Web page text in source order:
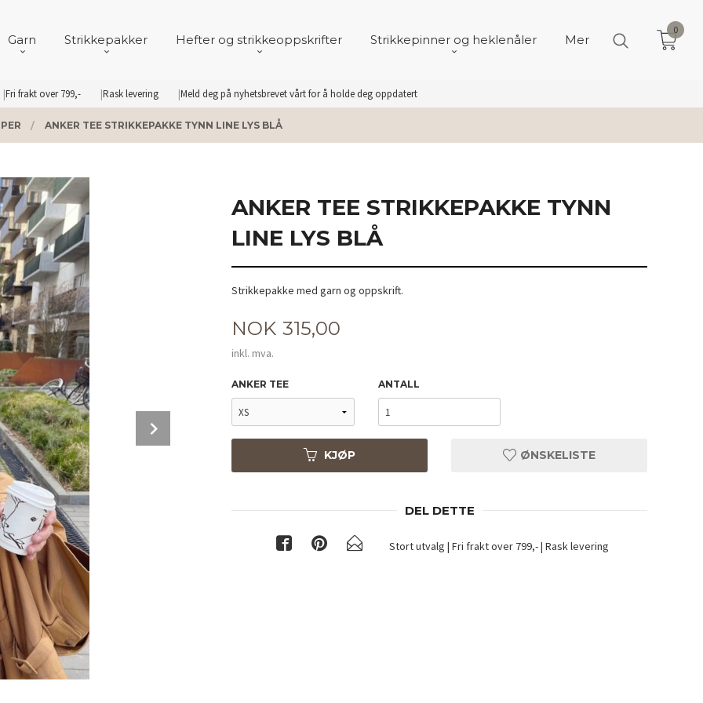
Fri frakt over 799,- Rask levering Meld deg på nyhetsbrevet vårt for å holde deg oppdatert
Garn Strikkepakker Hefter og strikkeoppskrifter Strikkepinner og heklenåler Mer
0
ANKER TEE STRIKKEPAKKE TYNN LINE LYS BLÅ
ANKER TEE STRIKKEPAKKE TYNN
LINE LYS BLÅ
Strikkepakke med garn og oppskrift.
Pris
NOK 315,00
inkl. mva.
ANKER TEE ANTALL
KJØP ØNSKELISTE
DEL DETTE
Stort utvalg | Fri frakt over 799,- | Rask levering